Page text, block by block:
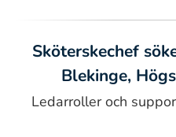
Sköterskechef
Blekinge,
Ledarroller och